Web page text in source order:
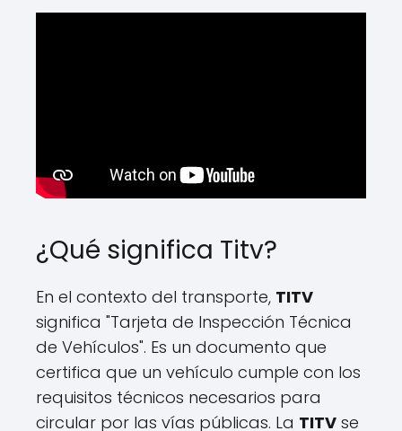
¿Qué significa Titv?
En el contexto del transporte, TITV
significa "Tarjeta de Inspección Técnica
de Vehículos". Es un documento que
certifica que un vehículo cumple con los
requisitos técnicos necesarios para
circular por las vías públicas. La TITV se